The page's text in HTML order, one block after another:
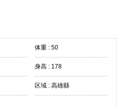
体重 : 50
身高 : 178
区域 : 高雄縣